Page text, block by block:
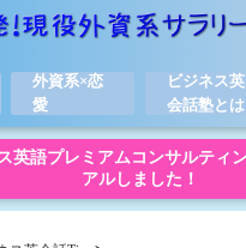
外資系×恋
愛
ビジネス英
会話塾とは
英語プレミアムコンサルティ
アルしました！